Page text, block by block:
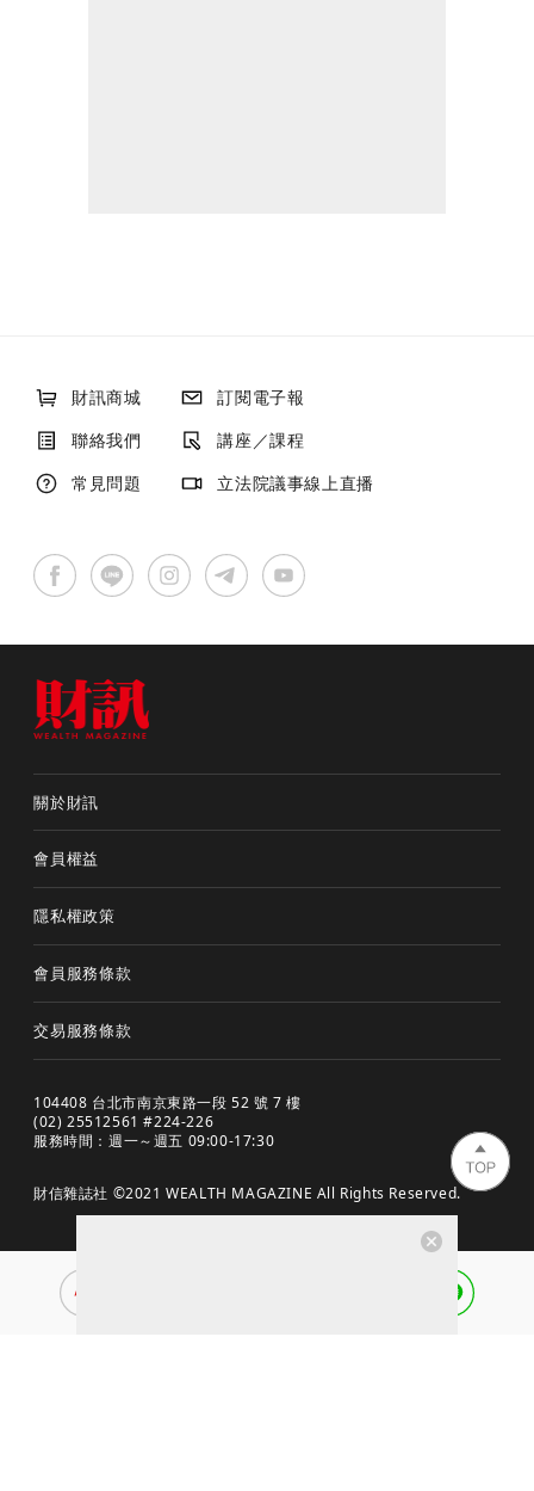
財訊商城
訂閱電子報
聯絡我們
講座／課程
常見問題
立法院議事線上直播
關於財訊
會員權益
隱私權政策
會員服務條款
交易服務條款
104408 台北市南京東路一段 52 號 7 樓
(02) 25512561 #224-226
服務時間：週一～週五 09:00-17:30
財信雜誌社 ©2021 WEALTH MAGAZINE All Rights Reserved.